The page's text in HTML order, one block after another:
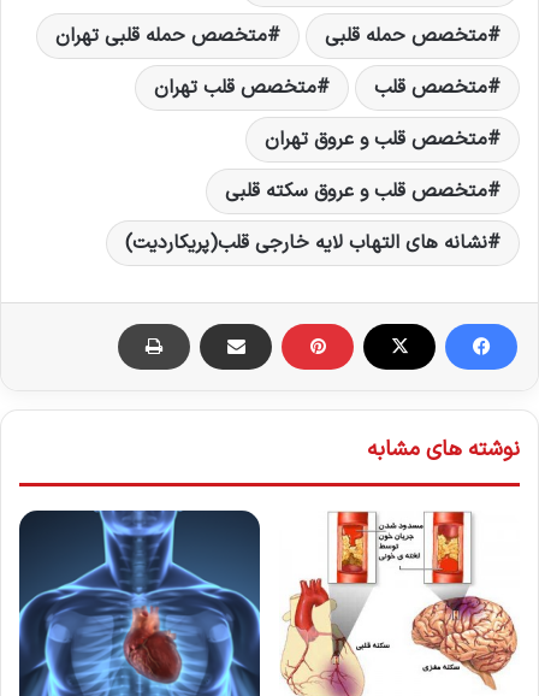
متخصص حمله قلبی
متخصص حمله قلبی تهران
متخصص قلب
متخصص قلب تهران
متخصص قلب و عروق تهران
متخصص قلب و عروق سکته قلبی
نشانه های التهاب لایه خارجی قلب(پریکاردیت)
نوشته های مشابه